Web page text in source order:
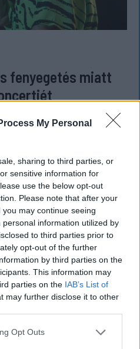
My Personal
sharing to third parties, or
sensitive information for
use the below opt-out
Please note that after your
may continue seeing
information utilized by
to third parties prior to
opt-out of the further
by third parties on the
This information may
parties on the IAB’s List of
may further disclose it to other
Opt Outs
fenyegetés miatt
kapott, és emiatt
SIC Fesztre tervezett